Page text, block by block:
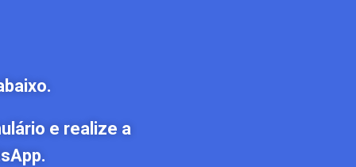
e realize a